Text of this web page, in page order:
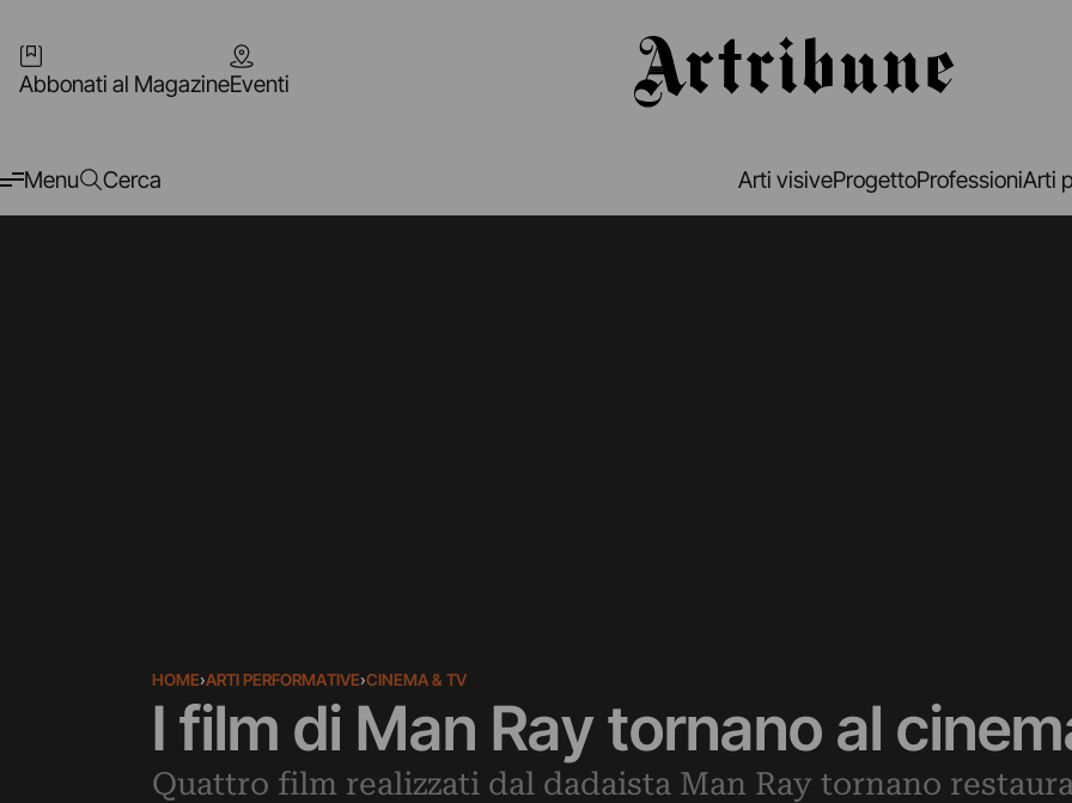
Abbonati al MagazineEventi
Menu Cerca Arti visiveProgettoProfessioniArti
HOME›ARTI PERFORMATIVE›CINEMA & TV
I film di Man Ray tornano al
Quattro film realizzati dal dadaista Man Ray tornano